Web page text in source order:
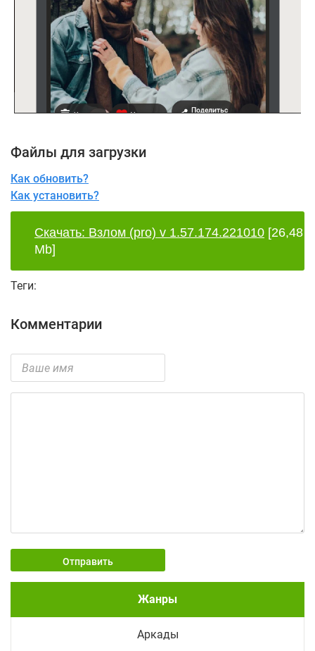
Файлы для загрузки
Как обновить?
Как установить?
Скачать: Взлом (pro) v 1.57.174.221010 [26,48
Mb]
Теги:
Комментарии
Отправить
Жанры
Аркады